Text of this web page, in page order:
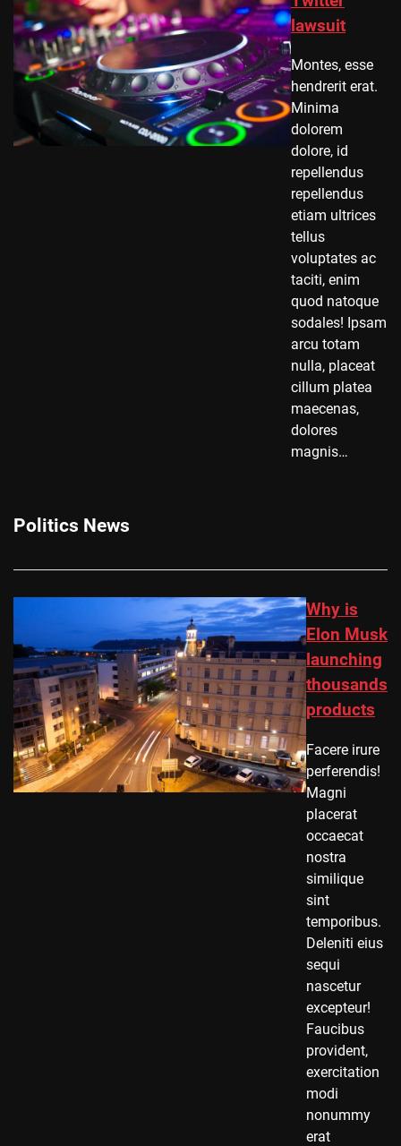
lawsuit
Montes, esse
hendrerit erat.
Minima
dolorem
dolore, id
repellendus
repellendus
etiam ultrices
tellus
voluptates ac
taciti, enim
quod natoque
sodales! Ipsam
arcu totam
nulla, placeat
cillum platea
maecenas,
dolores
magnis…
Politics News
Why is
Elon Musk
launching
thousands
products
Facere irure
perferendis!
Magni
placerat
occaecat
nostra
similique
sint
temporibus.
Deleniti eius
sequi
nascetur
excepteur!
Faucibus
provident,
exercitation
modi
nonummy
erat